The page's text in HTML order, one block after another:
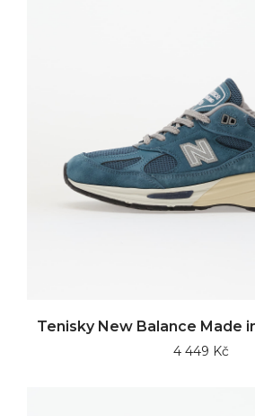
Tenisky New Balance Made
4 449 Kč